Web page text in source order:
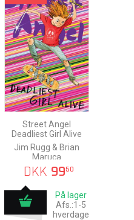
Street Angel
Deadliest Girl Alive
Jim Rugg & Brian
Maruca
DKK 9950
På lager
Afs.:1-5
hverdage